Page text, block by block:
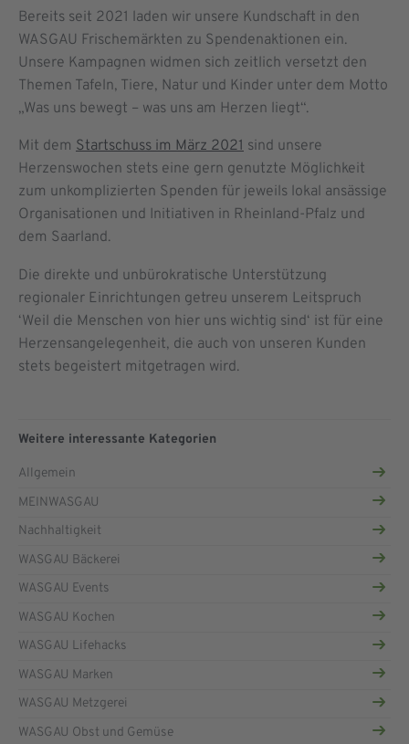
Bereits seit 2021 laden wir unsere Kundschaft in den
WASGAU Frischemärkten zu Spendenaktionen ein.
Unsere Kampagnen widmen sich zeitlich versetzt den
Themen Tafeln, Tiere, Natur und Kinder unter dem Motto
„Was uns bewegt – was uns am Herzen liegt“.
Mit dem Startschuss im März 2021 sind unsere
Herzenswochen stets eine gern genutzte Möglichkeit
zum unkomplizierten Spenden für jeweils lokal ansässige
Organisationen und Initiativen in Rheinland-Pfalz und
dem Saarland.
Die direkte und unbürokratische Unterstützung
regionaler Einrichtungen getreu unserem Leitspruch
‘Weil die Menschen von hier uns wichtig sind‘ ist für eine
Herzensangelegenheit, die auch von unseren Kunden
stets begeistert mitgetragen wird.
Weitere interessante Kategorien
Allgemein
MEINWASGAU
Nachhaltigkeit
WASGAU Bäckerei
WASGAU Events
WASGAU Kochen
WASGAU Lifehacks
WASGAU Marken
WASGAU Metzgerei
WASGAU Obst und Gemüse